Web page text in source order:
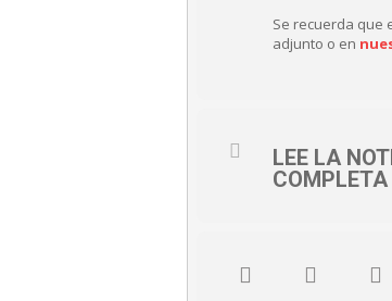
Se recuerda que
adjunto o en
LEE LA
COMPLETA